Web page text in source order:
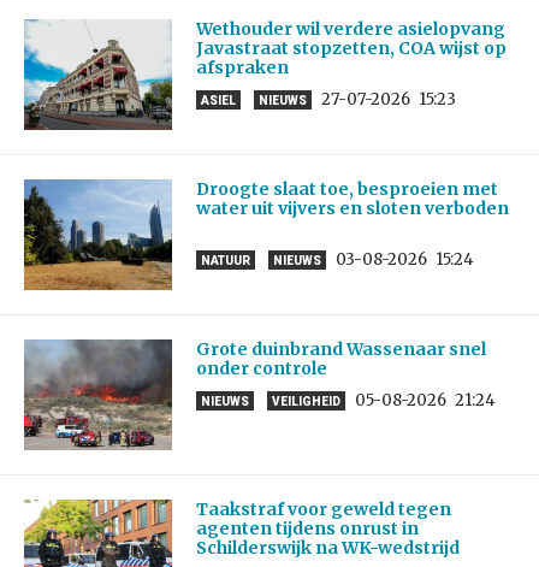
Wethouder wil verdere asielopvang
Javastraat stopzetten, COA wijst op
afspraken
ASIEL NIEUWS 27-07-2026 15:23
Droogte slaat toe, besproeien met
water uit vijvers en sloten verboden
NATUUR NIEUWS 03-08-2026 15:24
Grote duinbrand Wassenaar snel
onder controle
NIEUWS VEILIGHEID 05-08-2026 21:24
Taakstraf voor geweld tegen
agenten tijdens onrust in
Schilderswijk na WK-wedstrijd